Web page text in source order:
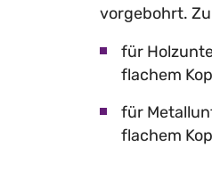
vorgebohrt.
für
flachem
für
flachem